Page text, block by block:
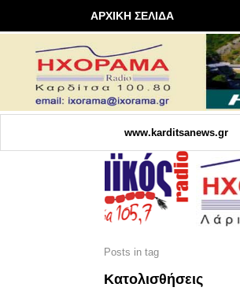
ΑΡΧΙΚΗ ΣΕΛΙΔΑ
www.karditsanews.gr
Posts in tag
Κατολισθήσεις